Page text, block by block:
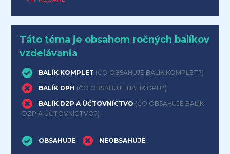
Táto téma je obsahom ročných balíkov
vzdelávania
BALÍK KOMPLET (ČO OBSAHUJE BALÍK KOMPLET?)
BALÍK DPH (ČO OBSAHUJE BALÍK DPH?)
BALÍK DZP A ÚČTOVNÍCTVO (ČO OBSAHUJE BALÍK
DZP A ÚČTOVNÍCTVO?)
OBSAHUJE NEOBSAHUJE